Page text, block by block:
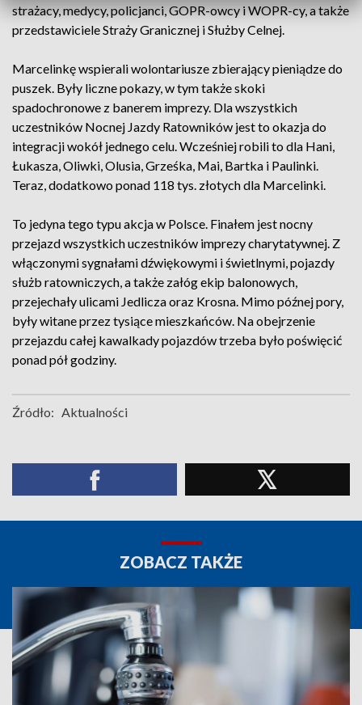
strażacy, medycy, policjanci, GOPR-owcy i WOPR-cy, a także
przedstawiciele Straży Granicznej i Służby Celnej.
Marcelinkę wspierali wolontariusze zbierający pieniądze do
puszek. Były liczne pokazy, w tym także skoki
spadochronowe z banerem imprezy. Dla wszystkich
uczestników Nocnej Jazdy Ratowników jest to okazja do
integracji wokół jednego celu. Wcześniej robili to dla Hani,
Łukasza, Oliwki, Olusia, Grześka, Mai, Bartka i Paulinki.
Teraz, dodatkowo ponad 118 tys. złotych dla Marcelinki.
To jedyna tego typu akcja w Polsce. Finałem jest nocny
przejazd wszystkich uczestników imprezy charytatywnej. Z
włączonymi sygnałami dźwiękowymi i świetlnymi, pojazdy
służb ratowniczych, a także załóg ekip balonowych,
przejechały ulicami Jedlicza oraz Krosna. Mimo późnej pory,
były witane przez tysiące mieszkańców. Na obejrzenie
przejazdu całej kawalkady pojazdów trzeba było poświęcić
ponad pół godziny.
Źródło: Aktualności
ZOBACZ TAKŻE